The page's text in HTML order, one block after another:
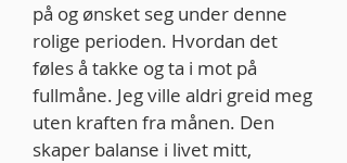
på og ønsket seg under denne
rolige perioden. Hvordan det
føles å takke og ta i mot på
fullmåne. Jeg ville aldri greid meg
uten kraften fra månen. Den
skaper balanse i livet mitt,